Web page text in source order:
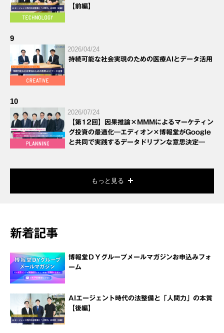
【前編】
9
2026/04/24
持続可能な社会実現のための医療AIとデータ活用
10
2026/07/24
【第12回】因果推論×MMMによるマーケティン
グ投資の最適化―エディオン×博報堂がGoogle
と共同で実践するデータドリブンな意思決定―
もっと見る
新着記事
博報堂ＤＹグループメールマガジンお申込みフォ
ーム
AIエージェント時代の法整備と「人間力」の本質
【後編】